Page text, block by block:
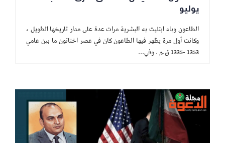
يوليو
الطاعون وباء ابتليت به البشرية مرات عدة على مدار تاريخها الطويل ،
وكانت أول مرة يظهر فيها الطاعون كان في عصر اخناتون ما بين عامي
1353 -1335 ق.م . وفي...